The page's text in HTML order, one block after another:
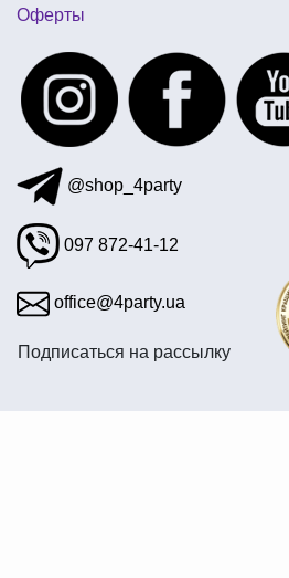
Оферты
@shop_4party
097 872-41-12
office@4party.ua
Подписаться на рассылку